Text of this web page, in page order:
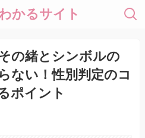
かるサイト
の緒とシンボルの
ない！性別判定のコ
ポイント